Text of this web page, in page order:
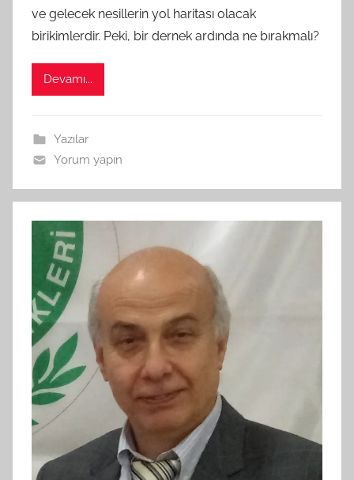
a
f
ve gelecek nesillerin yol haritası olacak
birikimlerdir. Peki, bir dernek ardında ne bırakmalı?
Devamı...
Yazılar
Yorum yapın